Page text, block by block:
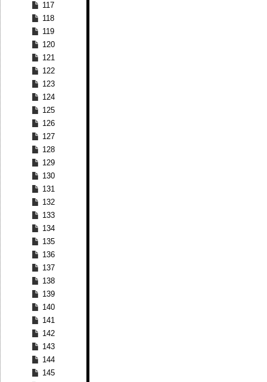
117
118
119
120
121
122
123
124
125
126
127
128
129
130
131
132
133
134
135
136
137
138
139
140
141
142
143
144
145